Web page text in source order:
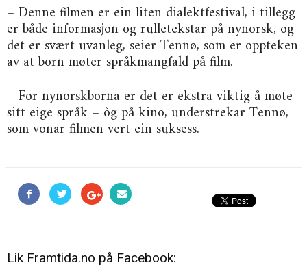
– Denne filmen er ein liten dialektfestival, i tillegg
er både informasjon og rulletekstar på nynorsk, og
det er svært uvanleg, seier Tennø, som er oppteken
av at born møter språkmangfald på film.
– For nynorskborna er det er ekstra viktig å møte
sitt eige språk – òg på kino, understrekar Tennø,
som vonar filmen vert ein suksess.
Lik Framtida.no på Facebook: